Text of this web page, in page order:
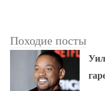
Походие посты